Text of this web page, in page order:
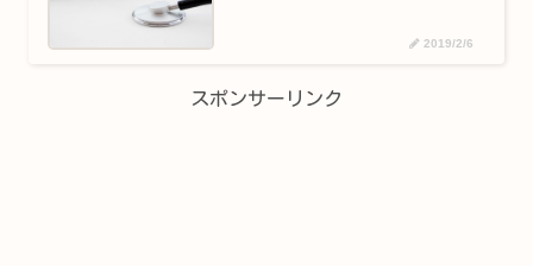
2019/2/6
スポンサーリンク